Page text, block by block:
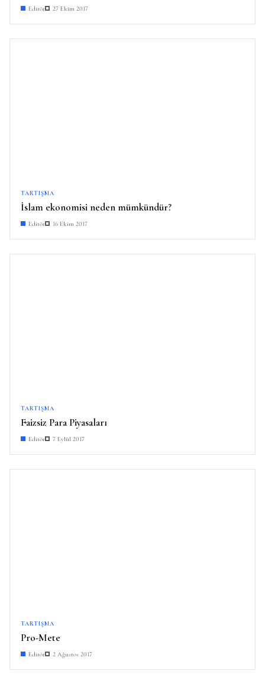
Editör 27 Ekim 2017
TARTIŞMA
İslam ekonomisi neden mümkündür?
Editör 16 Ekim 2017
TARTIŞMA
Faizsiz Para Piyasaları
Editör 7 Eylül 2017
TARTIŞMA
Pro-Mete
Editör 2 Ağustos 2017